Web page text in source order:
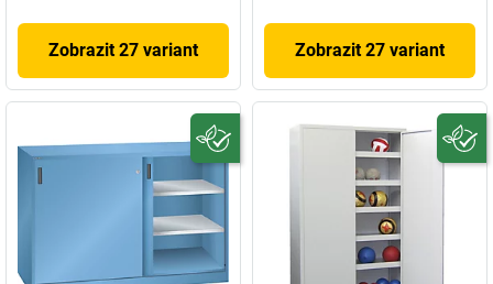
Zobrazit 27 variant Zobrazit 27 variant